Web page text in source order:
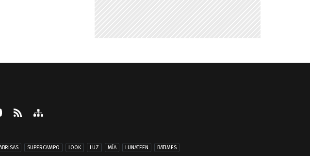
SUPERCAMPO LOOK LUZ MÍA LUNATEEN BATIMES